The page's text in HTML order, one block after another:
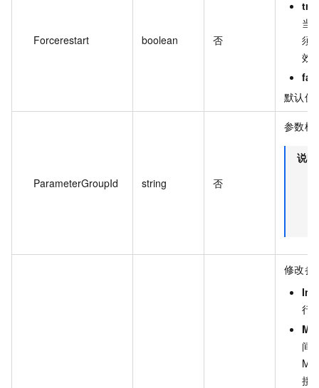
Forcerestart boolean 否
当
须
效
默认值
ParameterGroupId string 否
参数模
说明
修改参
行
间
接